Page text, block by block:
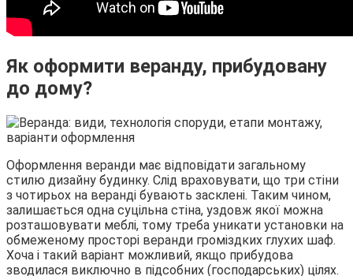
Як оформити веранду, прибудовану
до дому?
Оформлення веранди має відповідати загальному
стилю дизайну будинку. Слід враховувати, що три стіни
з чотирьох на веранді бувають засклені. Таким чином,
залишається одна суцільна стіна, уздовж якої можна
розташовувати меблі, тому треба уникати установки на
обмеженому просторі веранди громіздких глухих шаф.
Хоча і такий варіант можливий, якщо прибудова
зводилася виключно в підсобних (господарських) цілях.